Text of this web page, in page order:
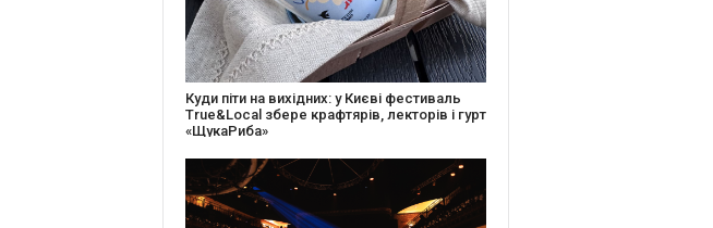
27 років музичної історії: Caribbean Club
відсвяткує День Народження серією
благодійних подій